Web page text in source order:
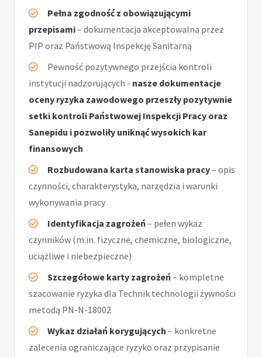
Pełna zgodność z obowiązującymi
przepisami– dokumentacja akceptowalna przez
PIP oraz Państwową Inspekcję Sanitarną
Pewność pozytywnego przejścia kontroli
instytucji nadzorujących - nasze dokumentacje
oceny ryzyka zawodowego przeszły pozytywnie
setki kontroli Państwowej Inspekcji Pracy oraz
Sanepidu i pozwoliły uniknąć wysokich kar
finansowych
Rozbudowana karta stanowiska pracy– opis
czynności, charakterystyka, narzędzia i warunki
wykonywania pracy
Identyfikacja zagrożeń– pełen wykaz
czynników (m.in. fizyczne, chemiczne, biologiczne,
uciążliwe i niebezpieczne)
Szczegółowe karty zagrożeń– kompletne
szacowanie ryzyka dla Technik technologii żywności
metodą PN-N-18002
Wykaz działań korygujących – konkretne
zalecenia ograniczające ryzyko oraz przypisanie